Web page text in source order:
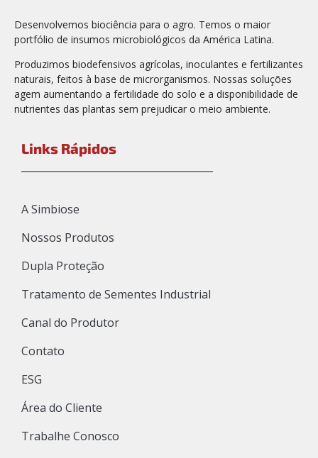
Desenvolvemos biociência para o agro. Temos o maior
portfólio de insumos microbiológicos da América Latina.
Produzimos biodefensivos agrícolas, inoculantes e fertilizantes
naturais, feitos à base de microrganismos. Nossas soluções
agem aumentando a fertilidade do solo e a disponibilidade de
nutrientes das plantas sem prejudicar o meio ambiente.
Links Rápidos
A Simbiose
Nossos Produtos
Dupla Proteção
Tratamento de Sementes Industrial
Canal do Produtor
Contato
ESG
Área do Cliente
Trabalhe Conosco